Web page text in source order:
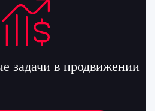
задачи в продвижении